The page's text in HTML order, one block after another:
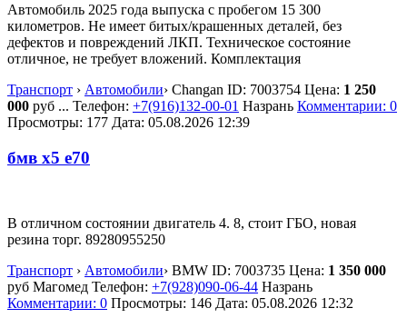
Автомобиль 2025 года выпуска с пробегом 15 300
километров. Не имеет битых/крашенных деталей, без
дефектов и повреждений ЛКП. Техническое состояние
отличное, не требует вложений. Комплектация
Транспорт › Автомобили› Changan ID: 7003754 Цена: 1 250
000 руб ... Телефон: +7(916)132-00-01 Назрань Комментарии: 0
Просмотры: 177 Дата: 05.08.2026 12:39
бмв х5 е70
В отличном состоянии двигатель 4. 8, стоит ГБО, новая
резина торг. 89280955250
Транспорт › Автомобили› BMW ID: 7003735 Цена: 1 350 000
руб Магомед Телефон: +7(928)090-06-44 Назрань
Комментарии: 0 Просмотры: 146 Дата: 05.08.2026 12:32